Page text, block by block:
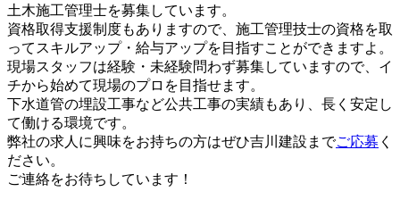
土木施工管理士を募集しています。
資格取得支援制度もありますので、施工管理技士の資格を取
ってスキルアップ・給与アップを目指すことができますよ。
現場スタッフは経験・未経験問わず募集していますので、イ
チから始めて現場のプロを目指せます。
下水道管の埋設工事など公共工事の実績もあり、長く安定し
て働ける環境です。
弊社の求人に興味をお持ちの方はぜひ吉川建設までご応募 く
ださい。
ご連絡をお待ちしています！